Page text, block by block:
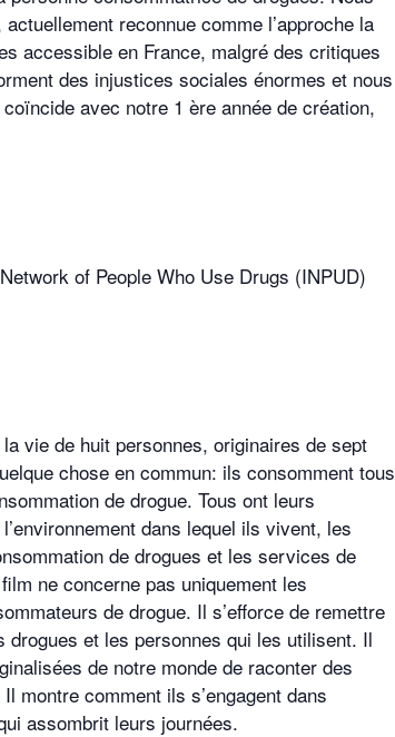
reconnue comme l’approche la
accessible en France, malgré des critiques
des injustices sociales énormes et nous
avec notre 1 ère année de création,
of People Who Use Drugs (INPUD)
vie de huit personnes, originaires de sept
chose en commun: ils consomment tous
de drogue. Tous ont leurs
dans lequel ils vivent, les
de drogues et les services de
ne concerne pas uniquement les
de drogue. Il s’efforce de remettre
et les personnes qui les utilisent. Il
de notre monde de raconter des
montre comment ils s’engagent dans
assombrit leurs journées.